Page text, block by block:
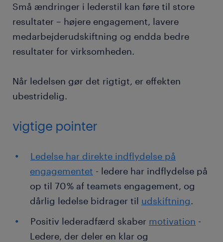
Små ændringer i lederstil kan føre til store
resultater – højere engagement, lavere
medarbejderudskiftning og endda bedre
resultater for virksomheden.
Når ledelsen gør det rigtigt, er effekten
ubestridelig.
vigtige pointer
Ledelse har direkte indflydelse på
engagementet - ledere har indflydelse på
op til 70 % af teamets engagement, og
dårlig ledelse bidrager til udskiftning.
Positiv lederadfærd skaber motivation -
Ledere, der deler en klar og